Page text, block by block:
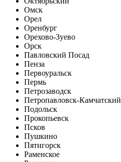
Омск
Орел
Оренбург
Орехово-Зуево
Орск
Павловский Посад
Пенза
Первоуральск
Пермь
Петрозаводск
Петропавловск-Камчатский
Подольск
Прокопьевск
Псков
Пушкино
Пятигорск
Раменское